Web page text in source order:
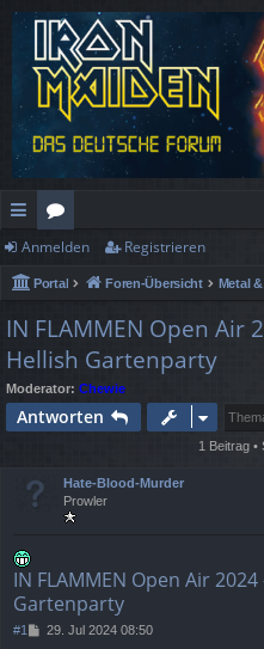
ch
ne
llz
ug
rif
or
en
Anmelden Registrieren
Portal Foren-Übersicht
IN FLAMMEN Open Air
Hellish Gartenparty
Moderator: Chewie
Antworten
1 Beitrag •
Hate-Blood-Murder
Prowler
IN FLAMMEN Open Air
Gartenparty
#1
B29. Jul 2024 08:50